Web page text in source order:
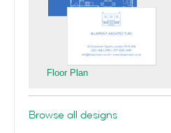
Floor Plan
Browse all designs